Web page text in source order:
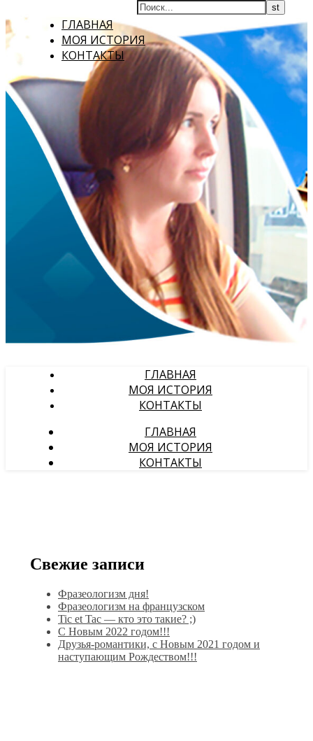
ГЛАВНАЯ
МОЯ ИСТОРИЯ
КОНТАКТЫ
ГЛАВНАЯ
МОЯ ИСТОРИЯ
КОНТАКТЫ
ГЛАВНАЯ
МОЯ ИСТОРИЯ
КОНТАКТЫ
Свежие записи
Фразеологизм дня!
Фразеологизм на французском
Tic et Tac — кто это такие? ;)
С Новым 2022 годом!!!
Друзья-романтики, с Новым 2021 годом и
наступающим Рождеством!!!